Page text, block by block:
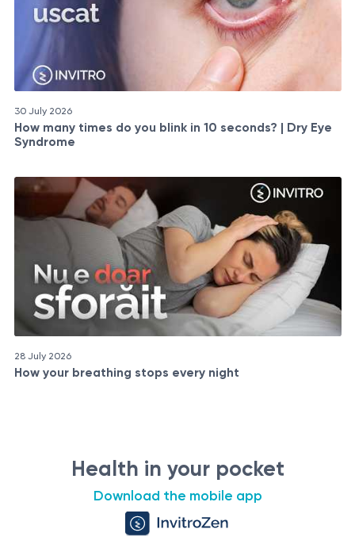
30 July 2026
How many times do you blink in 10 seconds? | Dry Eye
Syndrome
28 July 2026
How your breathing stops every night
Health in your pocket
Download the mobile app